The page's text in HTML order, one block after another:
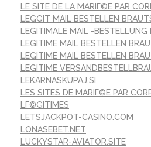
LE SITE DE LA MARIГ©E PAR
LEGGIT MAIL BESTELLEN
LEGITIMALE MAIL -BESTELLUNG
LEGITIME MAIL BESTELLEN
LEGITIME MAIL BESTELLEN
LEGITIME
LEKARNASKUPAJ.SI
LES SITES DE MARIГ©E PAR
LГ©GITIMES
LETSJACKPOT-CASINO.COM
LONASEBET.NET
LUCKYSTAR-AVIATOR.SITE